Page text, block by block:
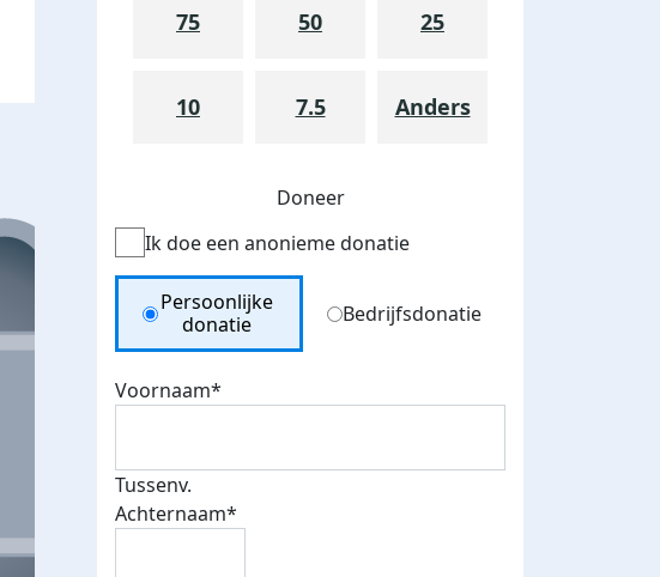
75 50 25
10 7.5 Anders
Doneer
Ik doe een anonieme donatie
Donation Type
Persoonlijke
donatie
Bedrijfsdonatie
Voornaam*
Tussenv.
Achternaam*